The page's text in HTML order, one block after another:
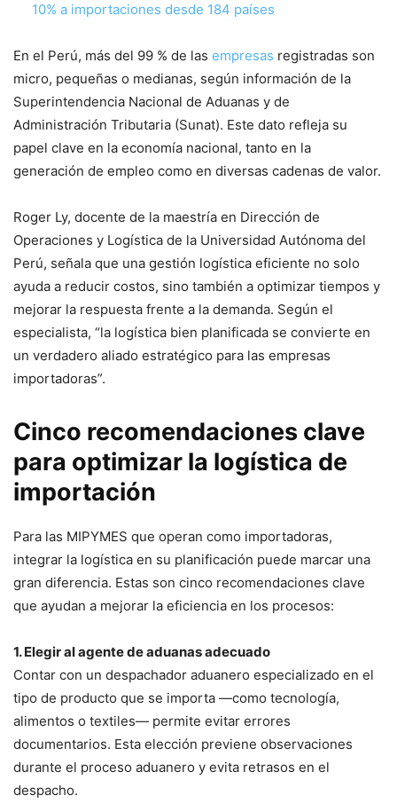
10% a importaciones desde 184 países
En el Perú, más del 99 % de las empresas registradas son
micro, pequeñas o medianas, según información de la
Superintendencia Nacional de Aduanas y de
Administración Tributaria (Sunat). Este dato refleja su
papel clave en la economía nacional, tanto en la
generación de empleo como en diversas cadenas de valor.
Roger Ly, docente de la maestría en Dirección de
Operaciones y Logística de la Universidad Autónoma del
Perú, señala que una gestión logística eficiente no solo
ayuda a reducir costos, sino también a optimizar tiempos y
mejorar la respuesta frente a la demanda. Según el
especialista, “la logística bien planificada se convierte en
un verdadero aliado estratégico para las empresas
importadoras”.
Cinco recomendaciones clave
para optimizar la logística de
importación
Para las MIPYMES que operan como importadoras,
integrar la logística en su planificación puede marcar una
gran diferencia. Estas son cinco recomendaciones clave
que ayudan a mejorar la eficiencia en los procesos:
1. Elegir al agente de aduanas adecuado
Contar con un despachador aduanero especializado en el
tipo de producto que se importa —como tecnología,
alimentos o textiles— permite evitar errores
documentarios. Esta elección previene observaciones
durante el proceso aduanero y evita retrasos en el
despacho.